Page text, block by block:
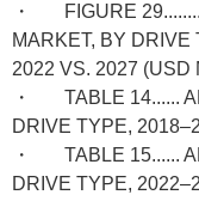
・ FIGURE
MARKET, BY DRIVE
2022 VS. 2027 (USD
・ TABLE 14......
DRIVE TYPE,
・ TABLE 15......
DRIVE TYPE,